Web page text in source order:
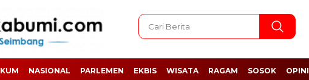
NASIONAL PARLEMEN EKBIS WISATA RAGAM SOSOK OPINI